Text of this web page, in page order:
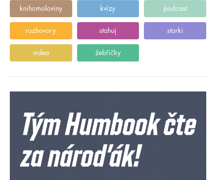
knihomoloviny kvízy podcast
rozhovory stahuj storki
videa žebříčky